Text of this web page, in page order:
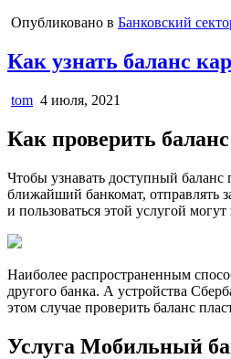
Опубликовано в Банковский
Как узнать баланс
tom 4 июля, 2021
Как проверить
Чтобы узнавать доступный
ближайший банкомат, отправлять
и пользоваться этой услугой
Наиболее распространенным
другого банка. А устройства
этом случае проверить баланс
Услуга Мобильный